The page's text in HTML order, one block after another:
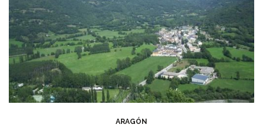
ARAGÓN